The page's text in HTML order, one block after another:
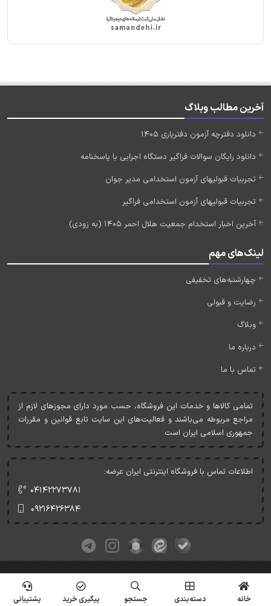
آخرین مطالب وبلاگ
دانلود دفترچه آزمون دفتریاری 1405
دانلود رایگان سوالات فراگیر دستگاه اجرایی با پاسخنامه
تجربیات قبولیهای آزمون استخدامی مدیر جوان
تجربیات قبولیهای آزمون استخدامی فراگیر
آخرین اخبار استخدام جمعیت هلال احمر 1405 (به زودی)
لینک‌های مهم
چهارشنبه‌های تخفیفی
رضایت و قبولی
وبلاگ
درباره ما
تماس با ما
تمامی کالاها و خدمات اين فروشگاه، حسب مورد دارای مجوزهای لازم از
مراجع مربوطه می‌باشند و فعاليت‌های اين سايت تابع قوانين و مقررات
جمهوری اسلامی ايران است.
اطلاعات تماس با فروشگاه اینترنتی ایران عرضه:
۰۴۱۴۲۲۷۳۷۸۱
۰۹۲۱۶۴۲۶۳۸۴
خانه دسته‌بندی جستجو پیگیری خرید پشتیبانی